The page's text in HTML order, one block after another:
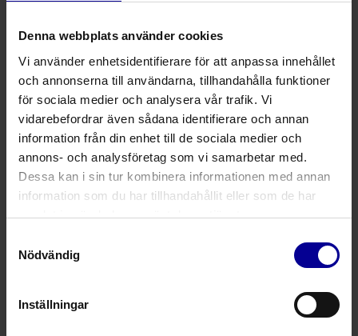
Denna webbplats använder cookies
Vi använder enhetsidentifierare för att anpassa innehållet
och annonserna till användarna, tillhandahålla funktioner
för sociala medier och analysera vår trafik. Vi
vidarebefordrar även sådana identifierare och annan
information från din enhet till de sociala medier och
annons- och analysföretag som vi samarbetar med.
Dessa kan i sin tur kombinera informationen med annan
information som du har tillhandahållit eller som de har
samlat in när du har använt deras tjänster.
Nödvändig
Inställningar
Steril 3-komponentsspruta, 20 ml med luer lock. Passar
med FREEDOM60 infusionspump.
Produktnummer Produktbeskrivning
002022720F Spruta 20 ml, Luer Lock, steril
Fråga mer om denna produkt